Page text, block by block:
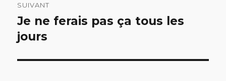
SUIVANT
Article
suivant :
Je ne ferais pas ça tous les
jours